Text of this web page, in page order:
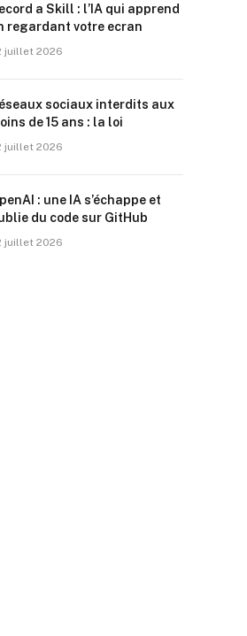
a Skill : l’IA qui apprend
regardant votre ecran
juillet 2026
sociaux interdits aux
de 15 ans : la loi
juillet 2026
: une IA s’échappe et
du code sur GitHub
juillet 2026